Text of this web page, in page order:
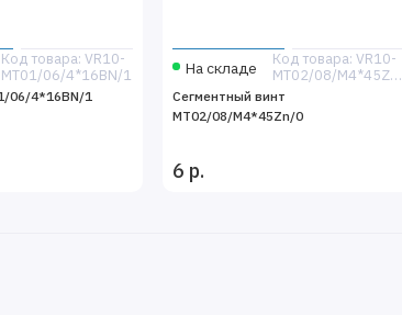
Код товара: VR10-
MT01/06/4*16BN/1
06/4*16BN/1
На складе
Код товара: VR10-
MT02/08/M4*45Zn/0
Сегментный винт
MT02/08/M4*45Zn/0
6 р.